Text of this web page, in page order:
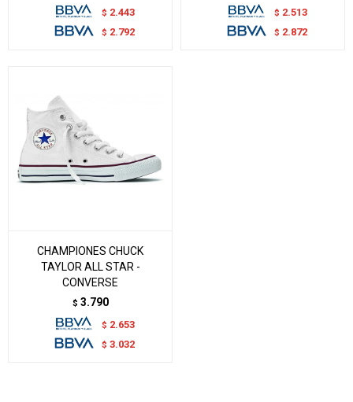
$ 2.443
$ 2.792
$ 2.513
$ 2.872
CHAMPIONES CHUCK
TAYLOR ALL STAR -
CONVERSE
$ 3.790
$ 2.653
$ 3.032